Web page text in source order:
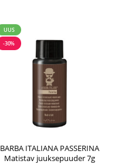
UUS
-30%
BARBA ITALIANA PASSERINA
Matistav juuksepuuder 7g